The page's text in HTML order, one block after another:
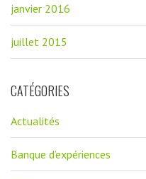
janvier 2016
juillet 2015
CATÉGORIES
Actualités
Banque d’expériences